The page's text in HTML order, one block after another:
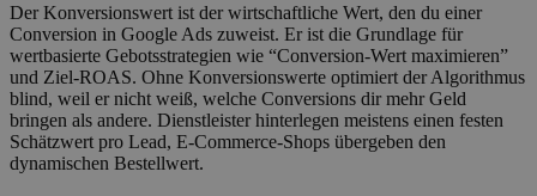
Der Konversionswert ist der wirtschaftliche Wert, den du einer
Conversion in Google Ads zuweist. Er ist die Grundlage für
wertbasierte Gebotsstrategien wie “Conversion-Wert maximieren”
und Ziel-ROAS. Ohne Konversionswerte optimiert der Algorithmus
blind, weil er nicht weiß, welche Conversions dir mehr Geld
bringen als andere. Dienstleister hinterlegen meistens einen festen
Schätzwert pro Lead, E-Commerce-Shops übergeben den
dynamischen Bestellwert.